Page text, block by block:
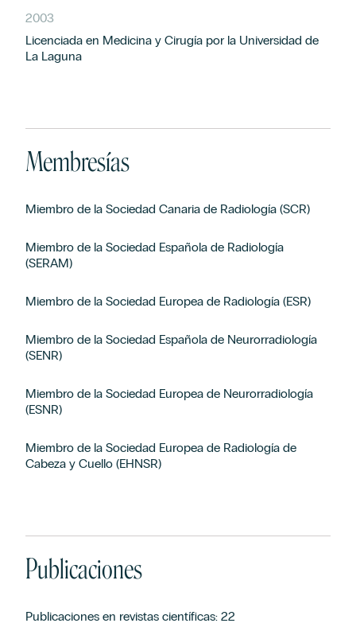
2003
Licenciada en Medicina y Cirugía por la Universidad de
La Laguna
Membresías
Miembro de la Sociedad Canaria de Radiología (SCR)
Miembro de la Sociedad Española de Radiología
(SERAM)
Miembro de la Sociedad Europea de Radiología (ESR)
Miembro de la Sociedad Española de Neurorradiología
(SENR)
Miembro de la Sociedad Europea de Neurorradiología
(ESNR)
Miembro de la Sociedad Europea de Radiología de
Cabeza y Cuello (EHNSR)
Publicaciones
Publicaciones en revistas científicas: 22